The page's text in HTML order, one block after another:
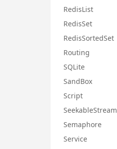
RedisList
RedisSet
RedisSortedSet
Routing
SQLite
SandBox
Script
SeekableStream
Semaphore
Service